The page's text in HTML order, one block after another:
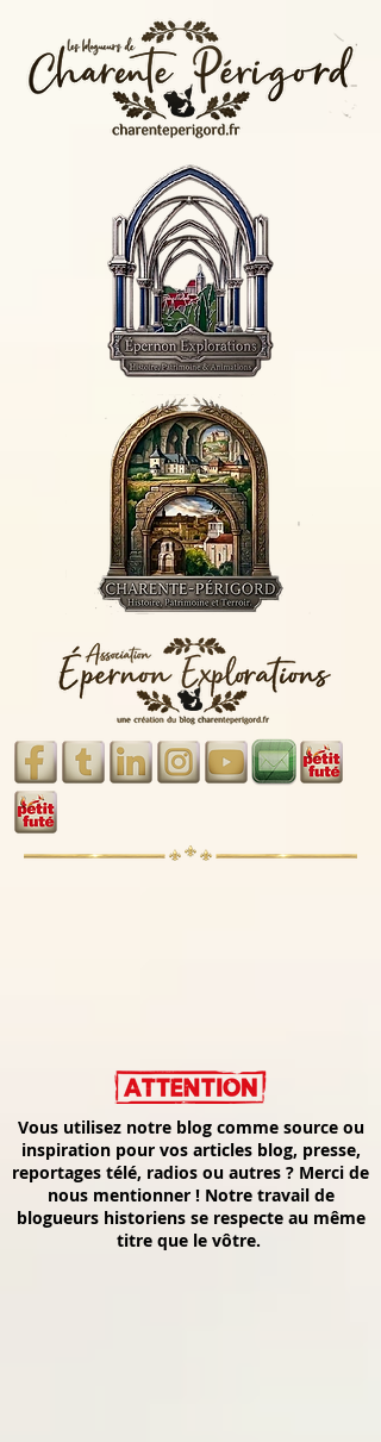
Vous utilisez notre blog comme source ou
inspiration pour vos articles blog, presse,
reportages télé, radios ou autres ? Merci de
nous mentionner ! Notre travail de
blogueurs historiens se respecte au même
titre que le vôtre.